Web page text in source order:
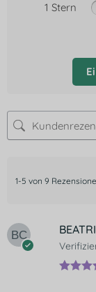
1 Stern
1-5 von 9